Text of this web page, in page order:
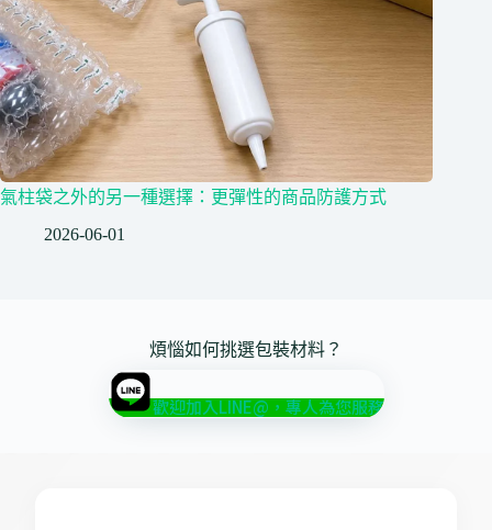
氣柱袋之外的另一種選擇：更彈性的商品防護方式
2026-06-01
煩惱如何挑選包裝材料？
歡迎加入LINE@，專人為您服務